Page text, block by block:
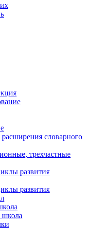
словарного
трехчастные
развития
развития
школа